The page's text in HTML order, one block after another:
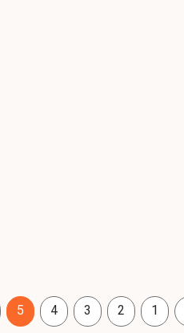
1
2
3
4
5